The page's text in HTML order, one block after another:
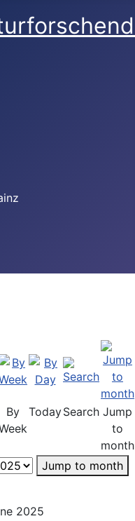
By
TodaySearch Jump
to
month
Jump to month
2025